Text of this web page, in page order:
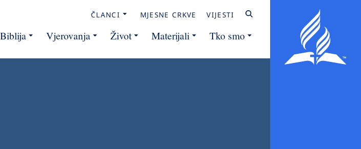
ČLANCI MJESNE CRKVE VIJESTI
Biblija Vjerovanja Život Materijali Tko smo